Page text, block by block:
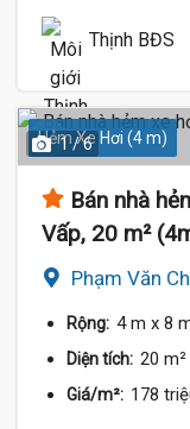
Thịnh BĐS
Hẻm Xe Hơi (4 m)
1 / 6
Bán nhà
Vấp, 20 m²
Phạm Văn
Rộng: 4 m x 8
Diện tích: 20 m²
Giá/m²: 178